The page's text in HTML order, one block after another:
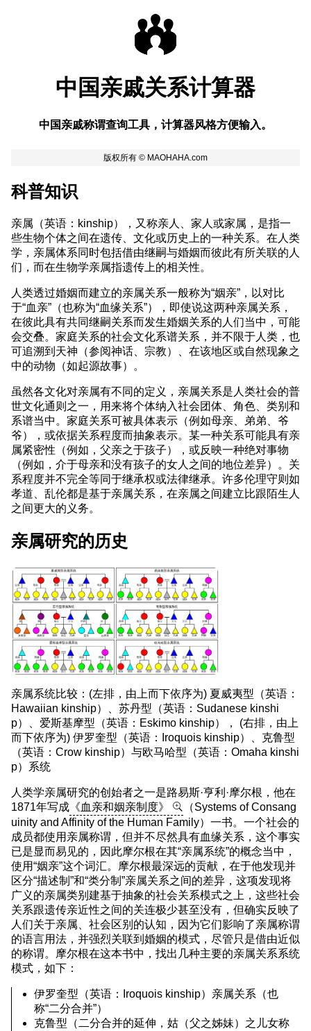
中国亲戚关系计算器
中国亲戚称谓查询工具，计算器风格方便输入。
科普知识
亲属（英语：kinship），又称亲人、家人或家属，是指一
些生物个体之间在遗传、文化或历史上的一种关系。在人类
学，亲属体系同时包括借由继嗣与婚姻而彼此有所关联的人
们，而在生物学亲属指遗传上的相关性。
人类透过婚姻而建立的亲属关系一般称为“姻亲”，以对比
于“血亲”（也称为“血缘关系”），即使说这两种亲属关系，
在彼此具有共同继嗣关系而发生婚姻关系的人们当中，可能
会交叠。家庭关系的社会文化系谱关系，并不限于人类，也
可追溯到天神（参阅神话、宗教）、在该地区或自然现象之
中的动物（如起源故事）。
虽然各文化对亲属有不同的定义，亲属关系是人类社会的普
世文化通则之一，用来将个体纳入社会团体、角色、类别和
系谱当中。家庭关系可被具体表示（例如母亲、弟弟、爷
爷），或依据关系程度而抽象表示。某一种关系可能具有亲
属紧密性（例如，父亲之于孩子），或反映一种绝对事物
（例如，介于母亲和没有孩子的女人之间的地位差异）。关
系程度并不完全等同于继承权或法律继承。许多伦理守则如
孝道、乱伦都是基于亲属关系，在亲属之间建立比跟陌生人
之间更大的义务。
亲属研究的历史
亲属系统比较：(左排，由上而下依序为) 夏威夷型（英语：
Hawaiian kinship）、苏丹型（英语：Sudanese kinshi
p）、爱斯基摩型（英语：Eskimo kinship）， (右排，由上
而下依序为) 伊罗奎型（英语：Iroquois kinship）、克鲁型
（英语：Crow kinship）与欧马哈型（英语：Omaha kinshi
p）系统
人类学亲属研究的创始者之一是路易斯·亨利·摩尔根，他在
1871年写成 《血亲和姻亲制度》
（Systems of Consang
uinity and Affinity of the Human Family）一书。一个社会的
成员都使用亲属称谓，但并不尽然具有血缘关系，这个事实
已是显而易见的，因此摩尔根在其“亲属系统”的概念当中，
使用“姻亲”这个词汇。摩尔根最深远的贡献，在于他发现并
区分“描述制”和“类分制”亲属关系之间的差异，这项发现将
广义的亲属类别建基于抽象的社会关系模式之上，这些社会
关系跟遗传亲近性之间的关连极少甚至没有，但确实反映了
人们关于亲属、社会区别的认知，因为它们影响了亲属称谓
的语言用法，并强烈关联到婚姻的模式，尽管只是借由近似
的称谓。摩尔根在这本书中，找出几种主要的亲属关系系统
模式，如下：
伊罗奎型（英语：Iroquois kinship）亲属关系（也
称“二分合并”）
克鲁型（二分合并的延伸，姑（父之姊妹）之儿女称